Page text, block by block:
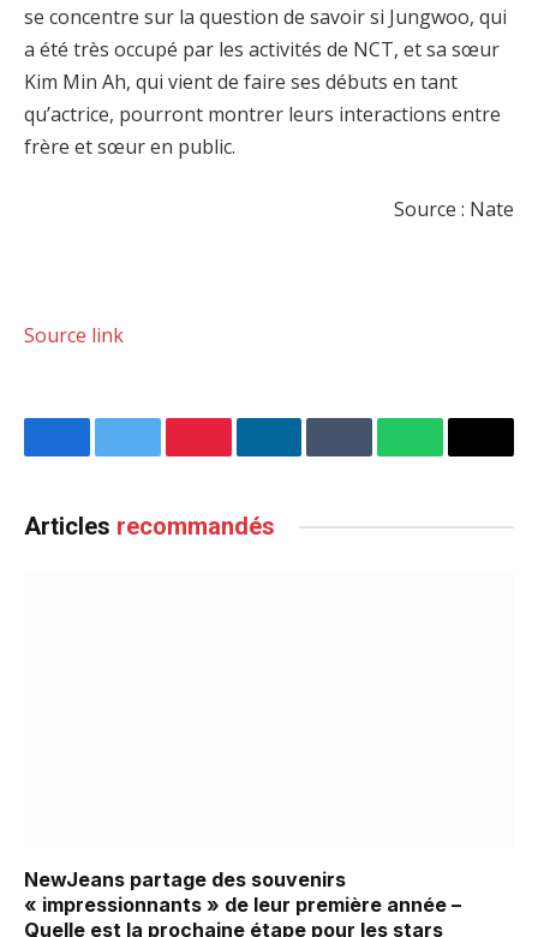
se concentre sur la question de savoir si Jungwoo, qui
a été très occupé par les activités de NCT, et sa sœur
Kim Min Ah, qui vient de faire ses débuts en tant
qu’actrice, pourront montrer leurs interactions entre
frère et sœur en public.
Source : Nate
Source link
FacebookTwitterPinterestLinkedInTumblrWhatsApp
Email
Articles recommandés
NewJeans partage des souvenirs
« impressionnants » de leur première année –
Quelle est la prochaine étape pour les stars